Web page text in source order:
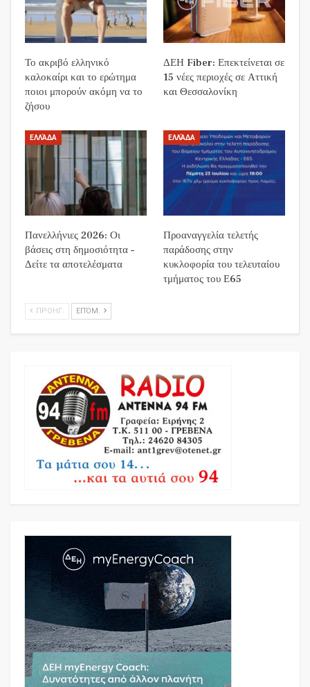
Το ακριβό ελληνικό
καλοκαίρι και το ερώτημα
ποιοι μπορούν ακόμη να το
ζήσου
ΔΕΗ Fiber: Επεκτείνεται σε
15 νέες περιοχές σε Αττική
και Θεσσαλονίκη
ΕΛΛΆΔΑ
Πανελλήνιες 2026: Οι
βάσεις στη δημοσιότητα –
Δείτε τα αποτελέσματα
ΕΛΛΆΔΑ
Προαναγγελία τελετής
παράδοσης στην
κυκλοφορία του τελευταίου
τμήματος του Ε65
ΠΡΟΗΓ. ΕΠΌΜ.